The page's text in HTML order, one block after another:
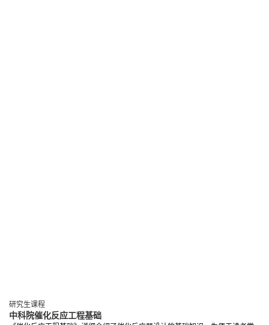
研究生课程
中科院催化反应工程基础